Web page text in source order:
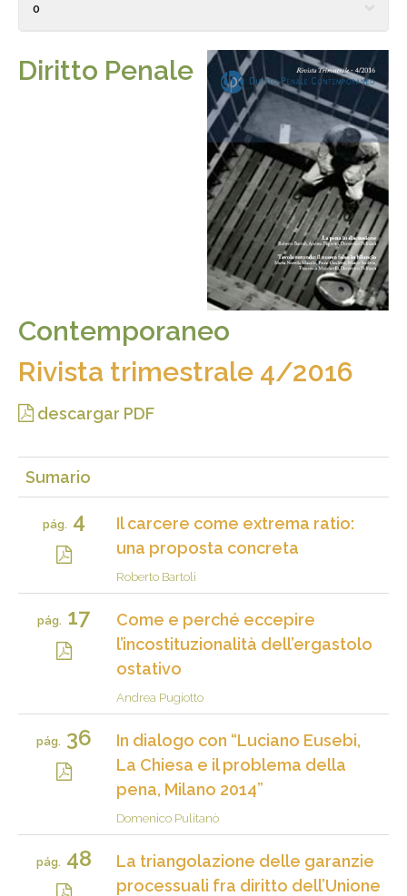
0
Diritto Penale
Contemporaneo
Rivista trimestrale 4/2016
descargar PDF
Sumario
pág.4
Il carcere come extrema ratio:
una proposta concreta
Roberto Bartoli
pág. 17
Come e perché eccepire
l’incostituzionalità dell’ergastolo
ostativo
Andrea Pugiotto
pág.36
In dialogo con “Luciano Eusebi,
La Chiesa e il problema della
pena, Milano 2014”
Domenico Pulitanò
pág.48
La triangolazione delle garanzie
processuali fra diritto dell’Unione